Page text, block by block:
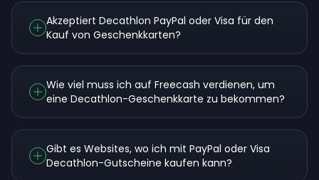
Akzeptiert Decathlon PayPal oder Visa für den
Kauf von Geschenkkarten?
Wie viel muss ich auf Freecash verdienen, um
eine Decathlon-Geschenkkarte zu bekommen?
Gibt es Websites, wo ich mit PayPal oder Visa
Decathlon-Gutscheine kaufen kann?